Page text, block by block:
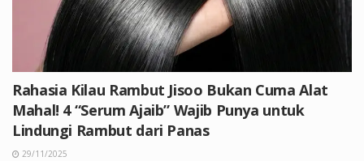
Rahasia Kilau Rambut Jisoo Bukan Cuma Alat
Mahal! 4 “Serum Ajaib” Wajib Punya untuk
Lindungi Rambut dari Panas
29/11/2025